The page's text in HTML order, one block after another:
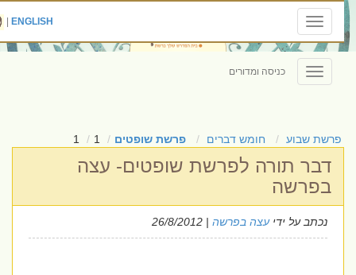
Toggle
navigation
ENGLISH
|
Toggle
navigation
כניסה ומדורים
פרשת שבוע חומש דברים פרשת שופטים 1
1
דבר תורה לפרשת שופטים- עצה
בפרשה
נכתב על ידיעצה בפרשה| 26/8/2012